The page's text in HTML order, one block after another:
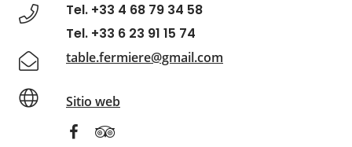
Tel. +33 4 68 79 34 58
Tel. +33 6 23 91 15 74
table.fermiere@gmail.com
Sitio web